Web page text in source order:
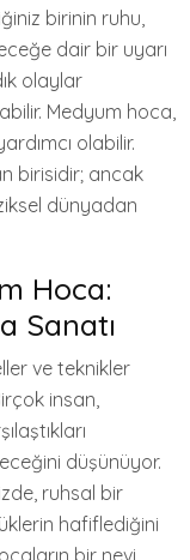
birinin ruhu,
dair bir uyarı
olaylar
Medyum hoca,
olabilir.
birisidir; ancak
dünyadan
Hoca:
Sanatı
ve teknikler
insan,
düşünüyor.
ruhsal bir
hafiflediğini
bir nevi